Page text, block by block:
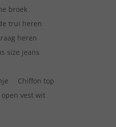
broek
trui heren
heren
size jeans
Chiffon top
vest wit